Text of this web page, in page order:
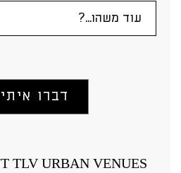
TLV URBAN VENUES